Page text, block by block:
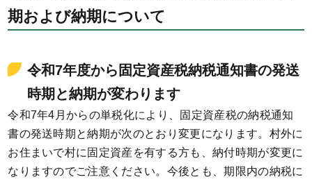
期および納期について
令和7年度から固定資産税納税通知書の発送
時期と納期が変わります
令和7年4月からの単税化により、固定資産税の納税通知
書の発送時期と納期が次のとおり変更になります。村外に
お住まいで村に固定資産を有する方も、納付時期が変更に
なりますのでご注意ください。今後とも、期限内の納税に